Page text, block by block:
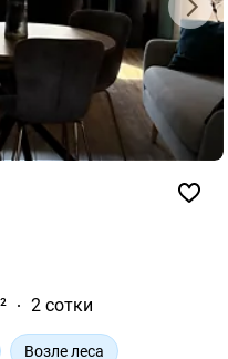
2 сотки
Возле леса